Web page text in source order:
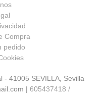
Compra
pedido
- 41005 SEVILLA, Sevilla
| 605437418 /